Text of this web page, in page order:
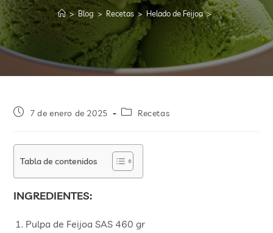
> Blog > Recetas > Helado de Feijoa >
7 de enero de 2025 Recetas
Tabla de contenidos
INGREDIENTES:
Pulpa de Feijoa SAS 460 gr